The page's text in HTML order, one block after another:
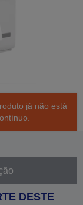
já não está
DESTE